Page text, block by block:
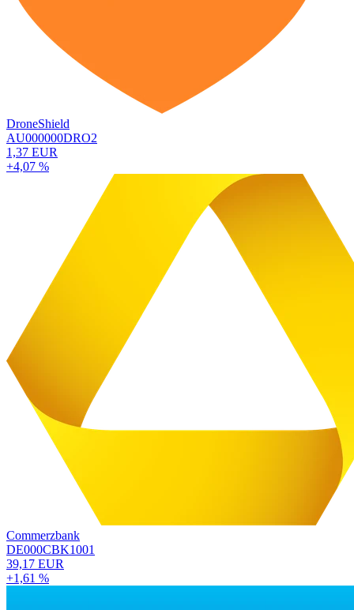
DroneShield
AU000000DRO2
1,37 EUR
+4,07 %
Commerzbank
DE000CBK1001
39,17 EUR
+1,61 %